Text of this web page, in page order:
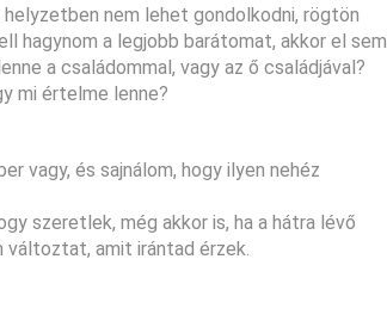
nem lehet gondolkodni, rögtön
hagynom a legjobb barátomat, akkor el sem
a családommal, vagy az ő családjával?
mi értelme lenne?
vagy, és sajnálom, hogy ilyen nehéz
szeretlek, még akkor is, ha a hátra lévő
változtat, amit irántad érzek.